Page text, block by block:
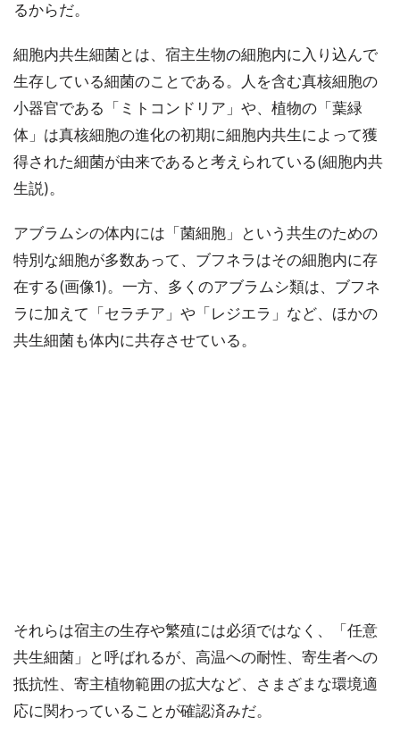
るからだ。
細胞内共生細菌とは、宿主生物の細胞内に入り込んで
生存している細菌のことである。人を含む真核細胞の
小器官である「ミトコンドリア」や、植物の「葉緑
体」は真核細胞の進化の初期に細胞内共生によって獲
得された細菌が由来であると考えられている(細胞内共
生説)。
アブラムシの体内には「菌細胞」という共生のための
特別な細胞が多数あって、ブフネラはその細胞内に存
在する(画像1)。一方、多くのアブラムシ類は、ブフネ
ラに加えて「セラチア」や「レジエラ」など、ほかの
共生細菌も体内に共存させている。
それらは宿主の生存や繁殖には必須ではなく、「任意
共生細菌」と呼ばれるが、高温への耐性、寄生者への
抵抗性、寄主植物範囲の拡大など、さまざまな環境適
応に関わっていることが確認済みだ。